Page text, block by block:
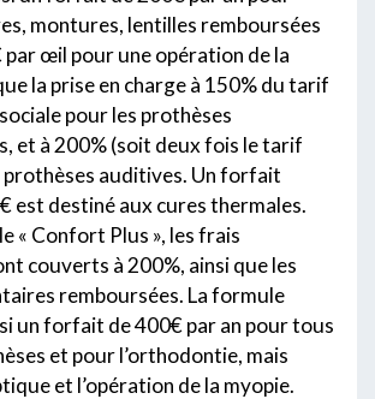
montures, lentilles remboursées
par œil pour une opération de la
la prise en charge à 150% du tarif
pour les prothèses
et à 200% (soit deux fois le tarif
prothèses auditives. Un forfait
est destiné aux cures thermales.
« Confort Plus », les frais
couverts à 200%, ainsi que les
remboursées. La formule
un forfait de 400€ par an pour tous
et pour l’orthodontie, mais
et l’opération de la myopie.